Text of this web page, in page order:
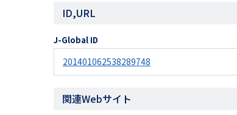
ID,URL
J-Global ID
201401062538289748
関連Webサイト